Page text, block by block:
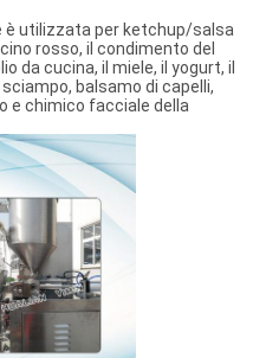
è utilizzata per ketchup/salsa
rosso, il condimento del
da cucina, il miele, il yogurt, il
balsamo di capelli,
e chimico facciale della